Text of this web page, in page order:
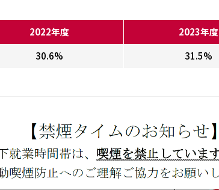
2022年度 2023年度
30.6% 31.5%